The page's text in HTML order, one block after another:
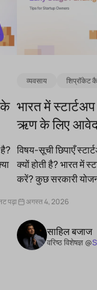
के
पढ़ा
व्यवसाय शिप्रॉकेट
भारत में
ऋण के लिए
विषय-सूची छिपाएँ
क्यों होती है? भारत में
करें? कुछ सरकारी
अगस्त 4, 2026
साहिल बजाज
वरिष्ठ विशेषज्ञ @